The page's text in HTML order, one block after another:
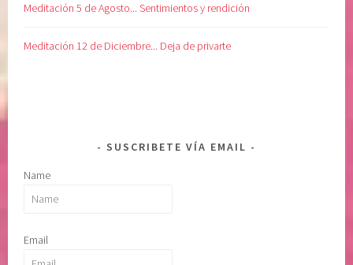
Meditación 5 de Agosto... Sentimientos y rendición
Meditación 12 de Diciembre... Deja de privarte
SUSCRIBETE VÍA EMAIL
Name
Email